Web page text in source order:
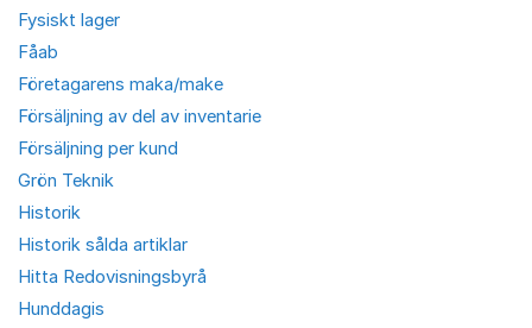
Fysiskt lager
Fåab
Företagarens maka/make
Försäljning av del av inventarie
Försäljning per kund
Grön Teknik
Historik
Historik sålda artiklar
Hitta Redovisningsbyrå
Hunddagis